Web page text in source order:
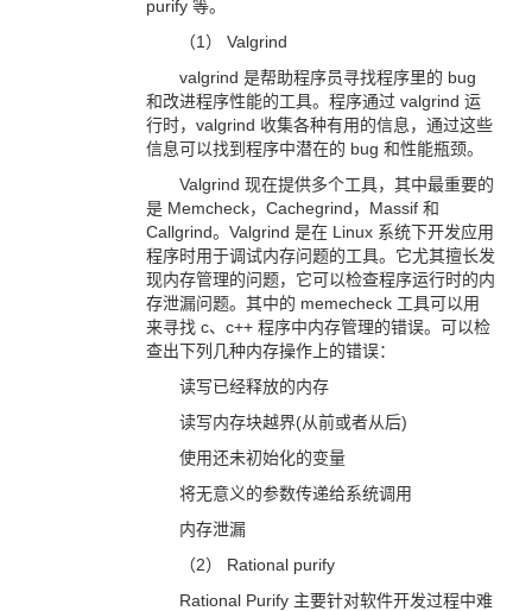
purify 等。
（1） Valgrind
valgrind 是帮助程序员寻找程序里的 bug
和改进程序性能的工具。程序通过 valgrind 运
行时，valgrind 收集各种有用的信息，通过这些
信息可以找到程序中潜在的 bug 和性能瓶颈。
Valgrind 现在提供多个工具，其中最重要的
是 Memcheck，Cachegrind，Massif 和
Callgrind。Valgrind 是在 Linux 系统下开发应用
程序时用于调试内存问题的工具。它尤其擅长发
现内存管理的问题，它可以检查程序运行时的内
存泄漏问题。其中的 memecheck 工具可以用
来寻找 c、c++ 程序中内存管理的错误。可以检
查出下列几种内存操作上的错误：
读写已经释放的内存
读写内存块越界(从前或者从后)
使用还未初始化的变量
将无意义的参数传递给系统调用
内存泄漏
（2） Rational purify
Rational Purify 主要针对软件开发过程中难